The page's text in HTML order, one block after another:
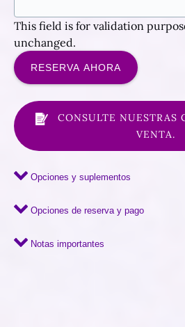
This field is for validation
unchanged.
CONSULTE NUESTRAS
VENTA.
Opciones y suplementos
Opciones de reserva y pago
Notas importantes